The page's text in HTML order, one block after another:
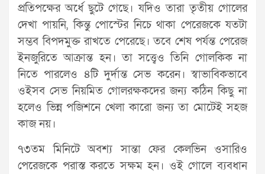
প্রতিপক্ষের অর্ধে ছুটে গেছে। যদিও তারা তৃতীয় গোলের
দেখা পায়নি, কিন্তু পোস্টের নিচে থাকা পেরেজকে যতটা
সম্ভব বিপদমুক্ত রাখতে পেরেছে। তবে শেষ পর্যন্ত পেরেজ
ইনজুরিতে আক্রান্ত হন। তা সত্ত্বেও তিনি গোলকিক না
নিতে পারলেও ৪টি দুর্দান্ত সেভ করেন। স্বাভাবিকভাবে
ওইসব সেভ নিয়মিত গোলরক্ষকদের জন্য কঠিন কিছু না
হলেও ভিন্ন পজিশনে খেলা কারো জন্য তা মোটেই সহজ
কাজ নয়।
৭৩তম মিনিটে অবশ্য সান্তা ফের কেলভিন ওসারিও
পেরেজকে পরাস্ত করতে সক্ষম হন। ওই গোলে ব্যবধান